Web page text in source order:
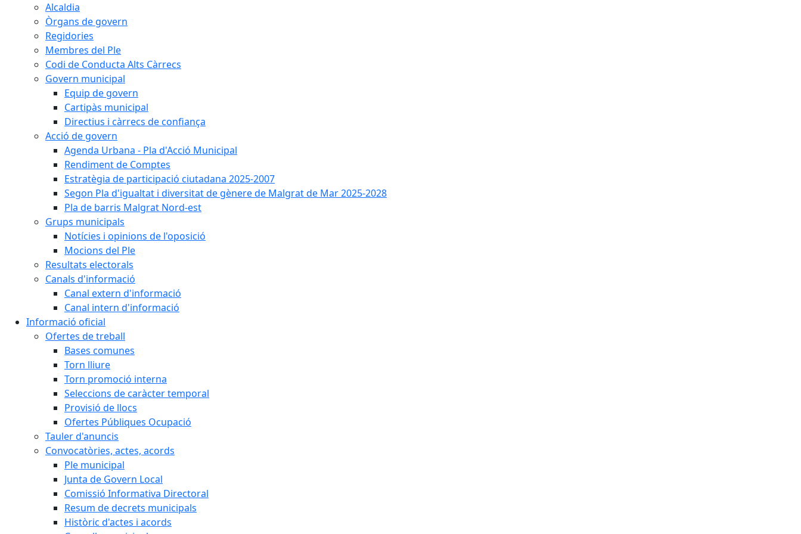
Alcaldia
Òrgans de govern
Regidories
Membres del Ple
Codi de Conducta Alts Càrrecs
Govern municipal
Equip de govern
Cartipàs municipal
Directius i càrrecs de confiança
Acció de govern
Agenda Urbana - Pla d'Acció Municipal
Rendiment de Comptes
Estratègia de participació ciutadana 2025-2007
Segon Pla d'igualtat i diversitat de gènere de Malgrat de Mar 2025-2028
Pla de barris Malgrat Nord-est
Grups municipals
Notícies i opinions de l'oposició
Mocions del Ple
Resultats electorals
Canals d'informació
Canal extern d'informació
Canal intern d'informació
Informació oficial
Ofertes de treball
Bases comunes
Torn lliure
Torn promoció interna
Seleccions de caràcter temporal
Provisió de llocs
Ofertes Públiques Ocupació
Tauler d'anuncis
Convocatòries, actes, acords
Ple municipal
Junta de Govern Local
Comissió Informativa Directoral
Resum de decrets municipals
Històric d'actes i acords